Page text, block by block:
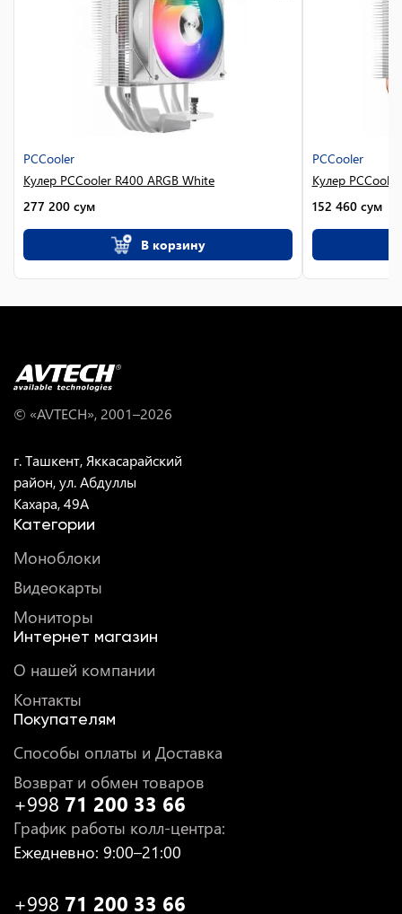
PCCooler
Кулер PCCooler R400 ARGB White
277 200 сум
В корзину
PCCooler
Кулер
152 460 сум
© «AVTECH», 2001–2026
г. Ташкент, Яккасарайский
район, ул. Абдуллы
Кахара, 49A
Категории
Моноблоки
Видеокарты
Мониторы
Интернет магазин
О нашей компании
Контакты
Покупателям
Способы оплаты и Доставка
Возврат и обмен товаров
+998 71 200 33 66
График работы колл-центра:
Ежедневно: 9:00–21:00
+998 71 200 33 66